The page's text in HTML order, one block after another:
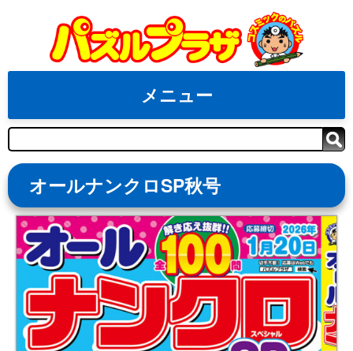
content
メニュー
検
索
オールナンクロSP秋号